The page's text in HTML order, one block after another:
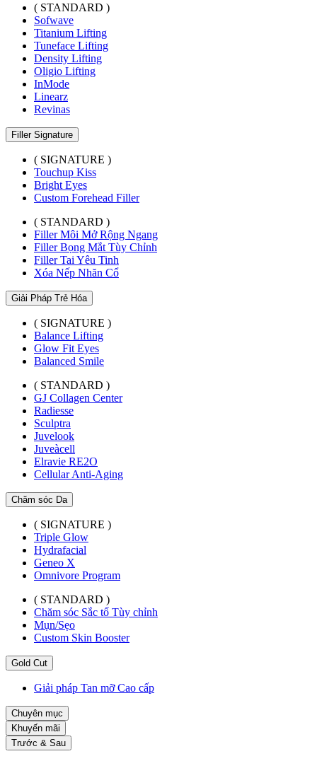
( STANDARD )
Sofwave
Titanium Lifting
Tuneface Lifting
Density Lifting
Oligio Lifting
InMode
Linearz
Revinas
Filler Signature
( SIGNATURE )
Touchup Kiss
Bright Eyes
Custom Forehead Filler
( STANDARD )
Filler Môi Mở Rộng Ngang
Filler Bọng Mắt Tùy Chỉnh
Filler Tai Yêu Tinh
Xóa Nếp Nhăn Cổ
Giải Pháp Trẻ Hóa
( SIGNATURE )
Balance Lifting
Glow Fit Eyes
Balanced Smile
( STANDARD )
GJ Collagen Center
Radiesse
Sculptra
Juvelook
Juveàcell
Elravie RE2O
Cellular Anti-Aging
Chăm sóc Da
( SIGNATURE )
Triple Glow
Hydrafacial
Geneo X
Omnivore Program
( STANDARD )
Chăm sóc Sắc tố Tùy chỉnh
Mụn/Sẹo
Custom Skin Booster
Gold Cut
Giải pháp Tan mỡ Cao cấp
Chuyên mục
Khuyến mãi
Trước & Sau